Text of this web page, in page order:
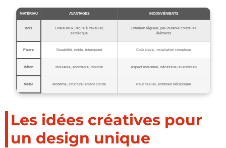
MATÉRIAU AVANTAGES INCONVÉNIENTS
Bois
Chaleureux, facile à travailler,
esthétique
Entretien régulier, peu durable contre les
éléments
Pierre Durabilité, noble, intemporel Coût élevé, installation complexe
Béton Moulable, abordable, robuste Aspect industriel, nécessite un entretien
Métal Moderne, structurellement solide Peut rouiller, entretien nécessaire
Les idées créatives pour
un design unique